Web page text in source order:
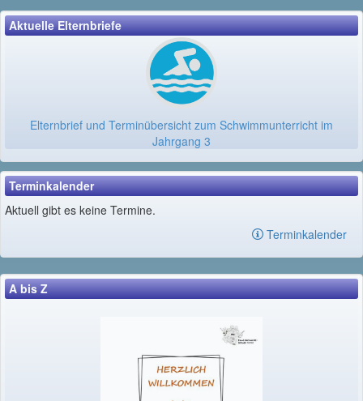
Aktuelle Elternbriefe
Elternbrief und Terminübersicht zum Schwimmunterricht im
Jahrgang 3
Terminkalender
Aktuell gibt es keine Termine.
Terminkalender
A bis Z